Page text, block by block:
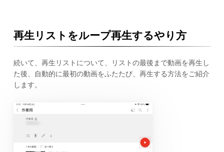
再生リストをループ再生するやり方
続いて、再生リストについて、リストの最後まで動画を再生し
た後、自動的に最初の動画をふたたび、再生する方法をご紹介
します。